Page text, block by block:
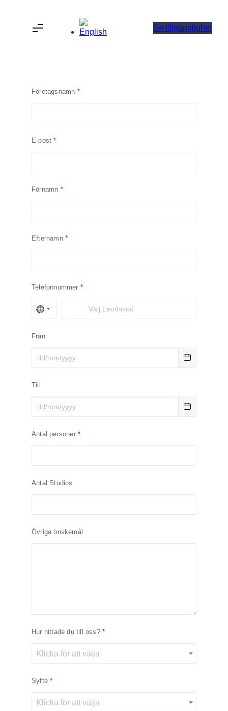
Se tillgänglighet
Företagsnamn
E-post
Förnamn
Efternamn
Telefonnummer
Från
Till
Antal personer
Antal Studios
Övriga önskemål
Hur hittade du till oss?
Klicka för att välja
Syfte
Klicka för att välja